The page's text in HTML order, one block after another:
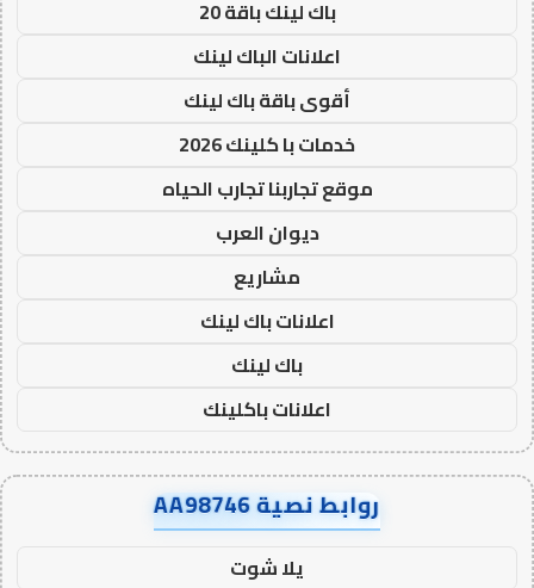
باك لينك باقة 20
اعلانات الباك لينك
أقوى باقة باك لينك
خدمات با كلينك 2026
موقع تجاربنا تجارب الحياه
ديوان العرب
مشاريع
اعلانات باك لينك
باك لينك
اعلانات باكلينك
روابط نصية AA98746
يلا شوت